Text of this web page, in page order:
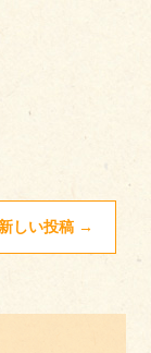
新しい投稿 →